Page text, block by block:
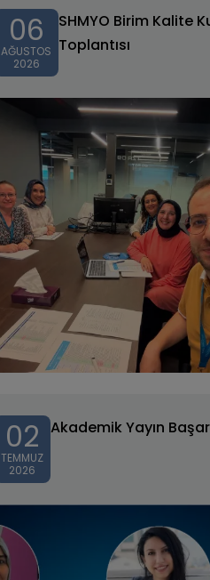
06
AĞUSTOS
2026
SHMYO Birim Kalite
Toplantısı
02
TEMMUZ
2026
Akademik Yayın